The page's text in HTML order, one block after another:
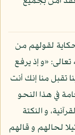
لقولهم من
«و إذ يرفع
تقبل منا إنك أنت
- 127، النكتة العامة في هذا النحو
و النكتة
لحالهم و قالهم